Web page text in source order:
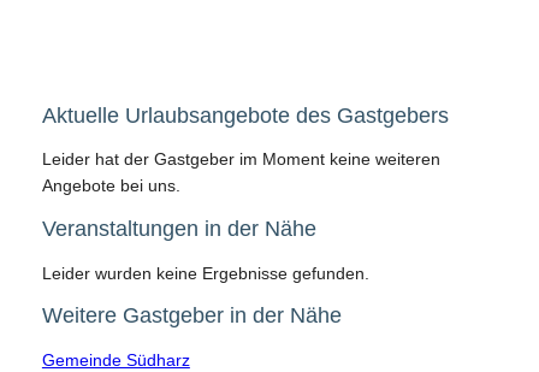
Aktuelle Urlaubsangebote des Gastgebers
Leider hat der Gastgeber im Moment keine weiteren
Angebote bei uns.
Veranstaltungen in der Nähe
Leider wurden keine Ergebnisse gefunden.
Weitere Gastgeber in der Nähe
Gemeinde Südharz